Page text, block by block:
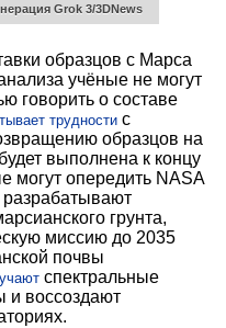
Grok 3/3DNews
образцов с Марса
учёные не могут
говорить о составе
трудности с
образцов на
выполнена к концу
могут опередить NASA
разрабатывают
грунта,
миссию до 2035
почвы
спектральные
и воссоздают